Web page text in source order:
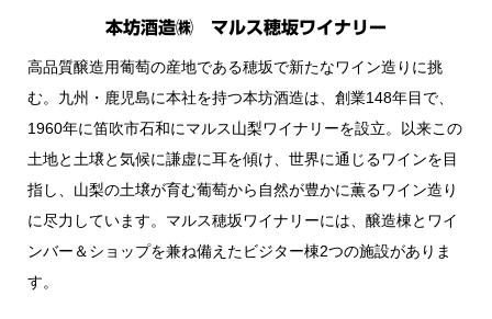
本坊酒造㈱ マルス穂坂ワイナリー
高品質醸造用葡萄の産地である穂坂で新たなワイン造りに挑
む。九州・鹿児島に本社を持つ本坊酒造は、創業148年目で、
1960年に笛吹市石和にマルス山梨ワイナリーを設立。以来この
土地と土壌と気候に謙虚に耳を傾け、世界に通じるワインを目
指し、山梨の土壌が育む葡萄から自然が豊かに薫るワイン造り
に尽力しています。マルス穂坂ワイナリーには、醸造棟とワイ
ンバー＆ショップを兼ね備えたビジター棟2つの施設がありま
す。